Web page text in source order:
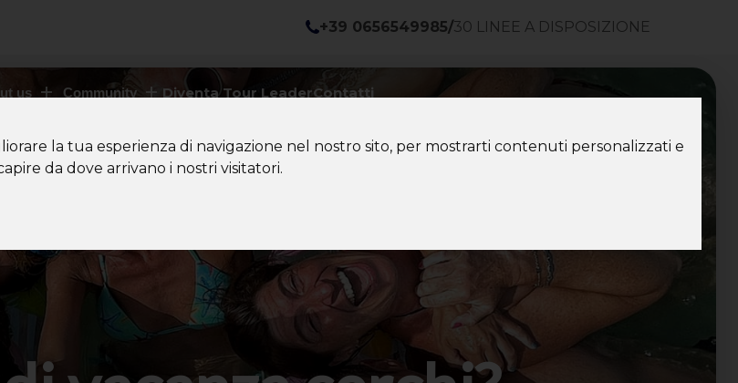
la tua esperienza di navigazione nel nostro sito, per mostrarti contenuti personalizzati e
da dove arrivano i nostri visitatori.
+39 0656549985/30 LINEE A DISPOSIZIONE
us Community Diventa Tour LeaderContatti